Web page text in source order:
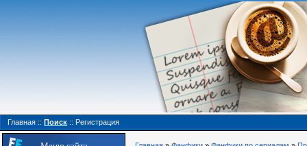
Главная :: Поиск :: Регистрация